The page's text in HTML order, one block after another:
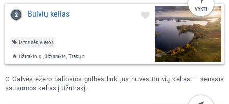
Bulvių kelias
Istorinės vietos
Užtrakio g., Užutrakis, Trakų r.
VYKTI
O Galvės ežero baltosios gulbės link jus nuves Bulvių kelias – senasis
sausumos kelias į Užutrakį.